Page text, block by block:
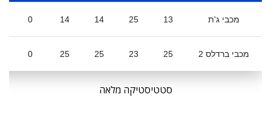
מכבי ג'ת 13
25
14
14
0
מכבי ברדלס 2 25
23
25
25
0
סטטיסטיקה מלאה